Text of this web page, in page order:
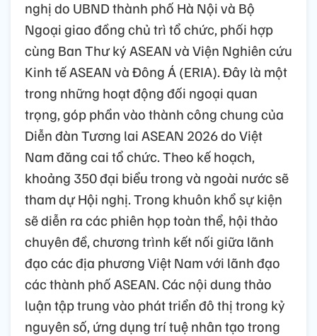
nghị do UBND thành phố Hà Nội và Bộ
Ngoại giao đồng chủ trì tổ chức, phối hợp
cùng Ban Thư ký ASEAN và Viện Nghiên cứu
Kinh tế ASEAN và Đông Á (ERIA). Đây là một
trong những hoạt động đối ngoại quan
trọng, góp phần vào thành công chung của
Diễn đàn Tương lai ASEAN 2026 do Việt
Nam đăng cai tổ chức. Theo kế hoạch,
khoảng 350 đại biểu trong và ngoài nước sẽ
tham dự Hội nghị. Trong khuôn khổ sự kiện
sẽ diễn ra các phiên họp toàn thể, hội thảo
chuyên đề, chương trình kết nối giữa lãnh
đạo các địa phương Việt Nam với lãnh đạo
các thành phố ASEAN. Các nội dung thảo
luận tập trung vào phát triển đô thị trong kỷ
nguyên số, ứng dụng trí tuệ nhân tạo trong